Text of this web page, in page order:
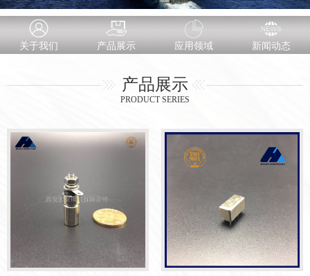
关于我们 产品展示 应用领域 新闻动态
产品展示
PRODUCT SERIES